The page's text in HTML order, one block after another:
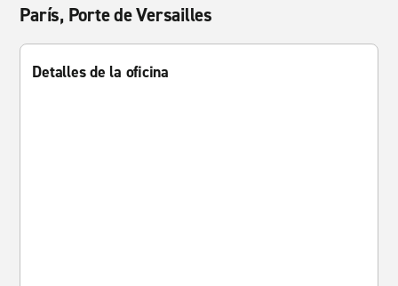
París, Porte de Versailles
Detalles de la oficina